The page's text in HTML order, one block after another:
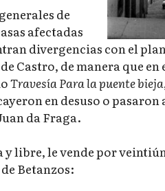
de
afectadas
divergencias con el
Castro, de manera que en
Travesía Para la puente bieja
en desuso o
da Fraga.
y libre, le vende por
Betanzos: